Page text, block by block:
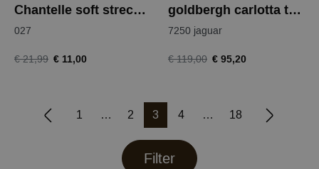
Chantelle soft strech hipster
027
€ 21,99 € 11,00
goldbergh carlotta tshirt
7250 jaguar
€ 119,00 € 95,20
1 2 3 4 18
Filter